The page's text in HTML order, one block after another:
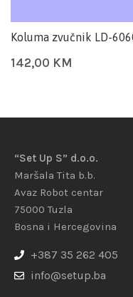
Koluma zvučnik LD-
142,00 KM
“Set Up S” d.o.o.
Maršala Tita b.b.
Avaz Robot centar
75000 Tuzla
Bosna i Hercegovina
+387 35 262 405
info@setup.ba